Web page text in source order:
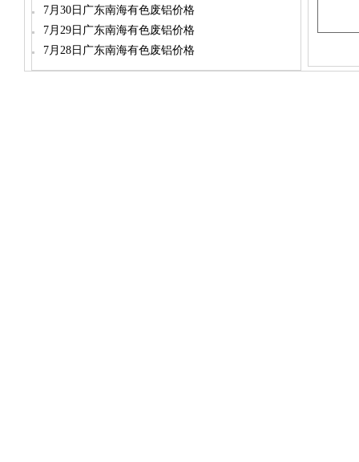
7月30日广东南海有色废铝价格
7月29日广东南海有色废铝价格
7月28日广东南海有色废铝价格